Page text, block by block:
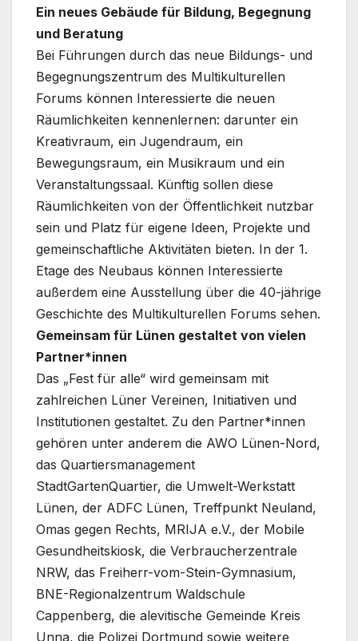
Ein neues Gebäude für Bildung, Begegnung
und Beratung
Bei Führungen durch das neue Bildungs- und
Begegnungszentrum des Multikulturellen
Forums können Interessierte die neuen
Räumlichkeiten kennenlernen: darunter ein
Kreativraum, ein Jugendraum, ein
Bewegungsraum, ein Musikraum und ein
Veranstaltungssaal. Künftig sollen diese
Räumlichkeiten von der Öffentlichkeit nutzbar
sein und Platz für eigene Ideen, Projekte und
gemeinschaftliche Aktivitäten bieten. In der 1.
Etage des Neubaus können Interessierte
außerdem eine Ausstellung über die 40-jährige
Geschichte des Multikulturellen Forums sehen.
Gemeinsam für Lünen gestaltet von vielen
Partner*innen
Das „Fest für alle“ wird gemeinsam mit
zahlreichen Lüner Vereinen, Initiativen und
Institutionen gestaltet. Zu den Partner*innen
gehören unter anderem die AWO Lünen-Nord,
das Quartiersmanagement
StadtGartenQuartier, die Umwelt-Werkstatt
Lünen, der ADFC Lünen, Treffpunkt Neuland,
Omas gegen Rechts, MRIJA e.V., der Mobile
Gesundheitskiosk, die Verbraucherzentrale
NRW, das Freiherr-vom-Stein-Gymnasium,
BNE-Regionalzentrum Waldschule
Cappenberg, die alevitische Gemeinde Kreis
Unna, die Polizei Dortmund sowie weitere